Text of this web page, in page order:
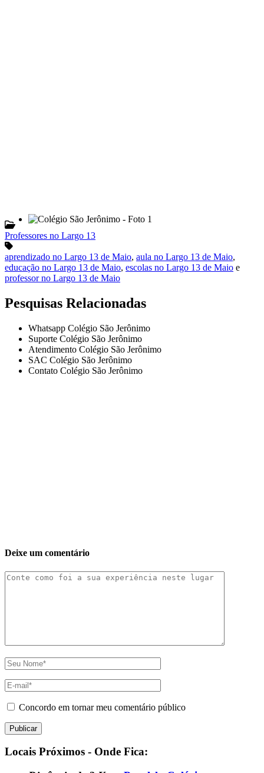
Professores no Largo 13
aprendizado no Largo 13 de Maio, aula no Largo 13 de Maio,
educação no Largo 13 de Maio, escolas no Largo 13 de Maio e
professor no Largo 13 de Maio
Pesquisas Relacionadas
Whatsapp Colégio São Jerônimo
Suporte Colégio São Jerônimo
Atendimento Colégio São Jerônimo
SAC Colégio São Jerônimo
Contato Colégio São Jerônimo
Deixe um comentário
Concordo em tornar meu comentário público
Locais Próximos - Onde Fica: